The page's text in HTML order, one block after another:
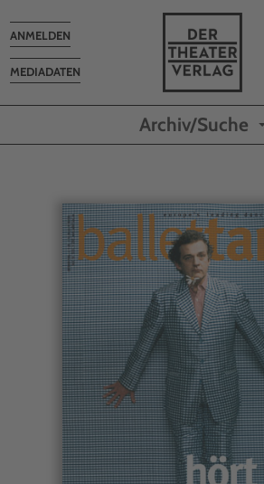
MEDIADATEN
Toggle
navigation
ANMELDEN
Archiv/Suche